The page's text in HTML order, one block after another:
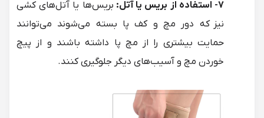
7- استفاده از بریس یا آتل:
بریس‌ها یا آتل‌های کشی
نیز که دور مچ و کف پا بسته می‌شوند می‌توانند
حمایت بیشتری را از مچ پا داشته باشند و از پیچ
خوردن مچ و آسیب‌های دیگر جلوگیری کنند.